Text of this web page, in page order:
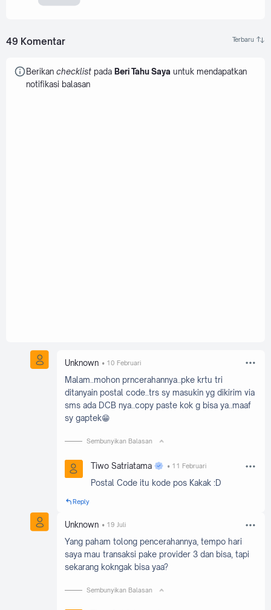
49 Komentar
Berikan checklistpada Beri Tahu Saya untuk mendapatkan
notifikasi balasan
Unknown 10 Februari
Malam..mohon prncerahannya..pke krtu tri
ditanyain postal code..trs sy masukin yg dikirim via
sms ada DCB nya..copy paste kok g bisa ya..maaf
sy gaptek😁
Sembunyikan Balasan
Tiwo Satriatama 11 Februari
Postal Code itu kode pos Kakak :D
Reply
Unknown 19 Juli
Yang paham tolong pencerahannya, tempo hari
saya mau transaksi pake provider 3 dan bisa, tapi
sekarang kokngak bisa yaa?
Sembunyikan Balasan